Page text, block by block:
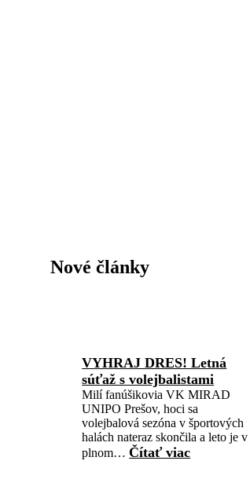
Nové články
VYHRAJ DRES! Letná
súťaž s volejbalistami
Milí fanúšikovia VK MIRAD
UNIPO Prešov, hoci sa
volejbalová sezóna v športových
halách nateraz skončila a leto je v
plnom…Čítať viac